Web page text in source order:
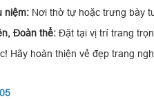
niệm: Nơi thờ tự hoặc trưng bày
Đoàn thể: Đặt tại vị trí trang
Hãy hoàn thiện vẻ đẹp trang